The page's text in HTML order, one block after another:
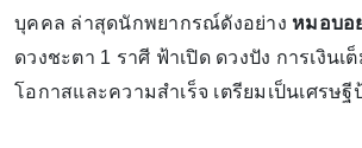
บุคคล ล่าสุดนักพยากรณ์ดังอย่าง หมอบอ
ดวงชะตา 1 ราศี ฟ้าเปิด ดวงปัง การเงินเ
โอกาสและความสำเร็จ เตรียมเป็นเศรษฐี